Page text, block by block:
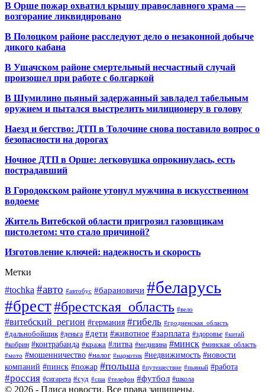
В Орше пожар охватил крышу православного храма —
возгорание ликвидировано
В Полоцком районе расследуют дело о незаконной добыче
дикого кабана
В Ушачском районе смертельный несчастный случай
произошел при работе с болгаркой
В Шумилино пьяный задержанный завладел табельным
оружием и пытался выстрелить милиционеру в голову
Наезд и бегство: ДТП в Толочине снова поставило вопрос о
безопасности на дорогах
Ночное ДТП в Орше: легковушка опрокинулась, есть
пострадавший
В Городокском районе утонул мужчина в искусственном
водоеме
Житель Витебской области пригрозил газовщикам
пистолетом: что стало причиной?
Изготовление ключей: надежность и скорость
Метки
#tochka #авто #автобус #барановичи #беларусь
#брест#брестская_область #вело
#витебский_регион #германия #гибель #гродненская_область
#дальнобойщик #деньга #дети #животное #зарплата #здоровье #китай
#кобрин #контрабанда #кража #литва #медицина #минск #минская_область
#мото #мошенничество #налог #наркотик #недвижимость #новости
компаний #пинск #пожар #польша #путешествие #пьяный #работа
#россия #сигарета #суд #сша #телефон #футбол #школа
© 2026 - Плиса новости. Все права защищены.